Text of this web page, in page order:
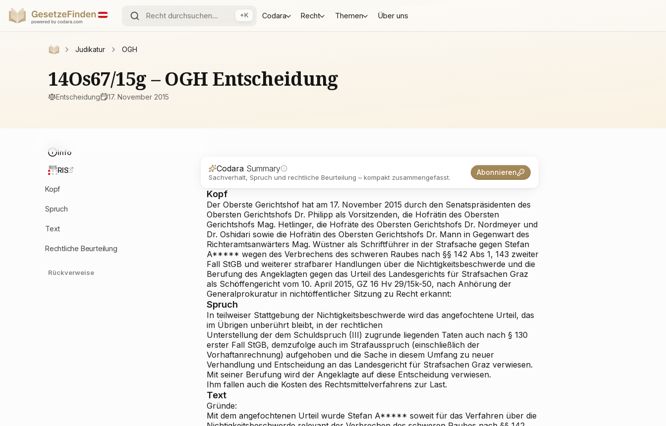
+K Codara Recht Themen Über uns
Judikatur OGH
14Os67/15g – OGH Entscheidung
Entscheidung 17. November 2015
Info
RIS
Kopf
Spruch
Text
Rechtliche Beurteilung
Rückverweise
Codara Summary
Sachverhalt, Spruch und rechtliche Beurteilung – kompakt zusammengefasst.
Abonnieren
Kopf
Der Oberste Gerichtshof hat am 17. November 2015 durch den Senatspräsidenten des
Obersten Gerichtshofs Dr. Philipp als Vorsitzenden, die Hofrätin des Obersten
Gerichtshofs Mag. Hetlinger, die Hofräte des Obersten Gerichtshofs Dr. Nordmeyer und
Dr. Oshidari sowie die Hofrätin des Obersten Gerichtshofs Dr. Mann in Gegenwart des
Richteramtsanwärters Mag. Wüstner als Schriftführer in der Strafsache gegen Stefan
A***** wegen des Verbrechens des schweren Raubes nach §§ 142 Abs 1, 143 zweiter
Fall StGB und weiterer strafbarer Handlungen über die Nichtigkeitsbeschwerde und die
Berufung des Angeklagten gegen das Urteil des Landesgerichts für Strafsachen Graz
als Schöffengericht vom 10. April 2015, GZ 16 Hv 29/15k-50, nach Anhörung der
Generalprokuratur in nichtöffentlicher Sitzung zu Recht erkannt:
Spruch
In teilweiser Stattgebung der Nichtigkeitsbeschwerde wird das angefochtene Urteil, das
im Übrigen unberührt bleibt, in der rechtlichen
Unterstellung der dem Schuldspruch (III) zugrunde liegenden Taten auch nach § 130
erster Fall StGB, demzufolge auch im Strafausspruch (einschließlich der
Vorhaftanrechnung) aufgehoben und die Sache in diesem Umfang zu neuer
Verhandlung und Entscheidung an das Landesgericht für Strafsachen Graz verwiesen.
Mit seiner Berufung wird der Angeklagte auf diese Entscheidung verwiesen.
Ihm fallen auch die Kosten des Rechtsmittelverfahrens zur Last.
Text
Gründe:
Mit dem angefochtenen Urteil wurde Stefan A***** soweit für das Verfahren über die